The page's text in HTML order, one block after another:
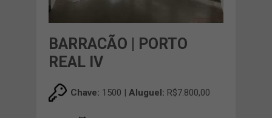
BARRACÃO | PORTO
REAL IV
Chave: 1500 | Aluguel: R$7.800,00